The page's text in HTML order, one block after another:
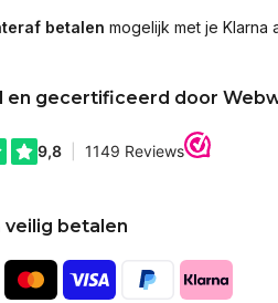
betalen mogelijk met je Klarna
en gecertificeerd door
veilig betalen